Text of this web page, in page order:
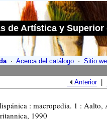
de Artística y Superior
· Acerca del catálogo · Sitio
Anterior
: macropedia. 1 : Aalto,
1990